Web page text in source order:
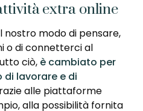
extra online
nostro modo di pensare,
o di connetterci al
ciò, è cambiato per
di lavorare e di
alle piattaforme
alla possibilità fornita